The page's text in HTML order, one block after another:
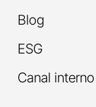
Blog
ESG
Canal interno